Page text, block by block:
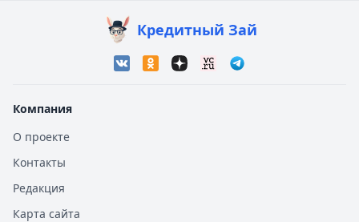
Кредитный Зай
Компания
О проекте
Контакты
Редакция
Карта сайта